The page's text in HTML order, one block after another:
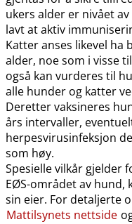
ukers alder er nivået
lavt at aktiv
Katter anses likevel ha
alder, noe som i visse
også kan vurderes til
alle hunder og katter
Deretter vaksineres
års intervaller,
herpesvirusinfeksjon
som høy.
Spesielle vilkår gjelder
EØS-området av hund,
sin eier. For detaljerte
Mattilsynets nettside